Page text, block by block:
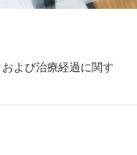
よび治療経過に関す